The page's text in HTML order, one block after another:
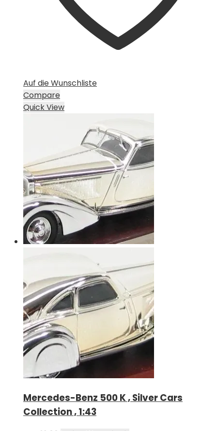
Auf die Wunschliste
Compare
Quick View
Mercedes-Benz 500 K , Silver Cars
Collection , 1:43